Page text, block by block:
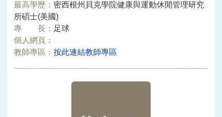
最高學歷： 密西根州貝克學院健康與運動休閒管理研究
所碩士(美國)
專 長： 足球
個人網頁：
教師專區： 按此連結教師專區